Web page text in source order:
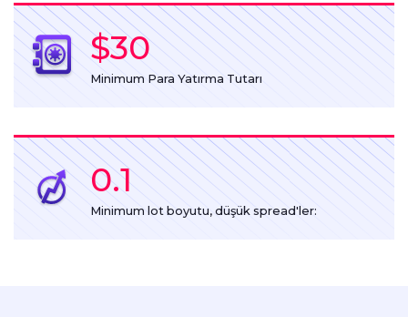
$30
Minimum Para Yatırma Tutarı
0.1
Minimum lot boyutu, düşük spread'ler: